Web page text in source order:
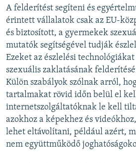
A felderítést segíteni és
érintett vállalatok csak az EU-
és biztosított, a gyermekek
mutatók segítségével tudják
Ezeket az észlelési
szexuális zaklatásának
Külön szabályok szólnak arról,
tartalmakat rövid időn belül el
internetszolgáltatóknak le kell
azokhoz a képekhez és
lehet eltávolítani, például azért,
nem együttműködő